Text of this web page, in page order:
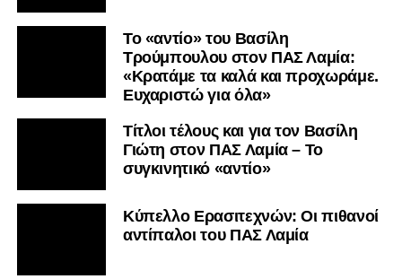
Το «αντίο» του Βασίλη
Τρούμπουλου στον ΠΑΣ Λαμία:
«Κρατάμε τα καλά και προχωράμε.
Ευχαριστώ για όλα»
Τίτλοι τέλους και για τον Βασίλη
Γιώτη στον ΠΑΣ Λαμία – Το
συγκινητικό «αντίο»
Κύπελλο Ερασιτεχνών: Οι πιθανοί
αντίπαλοι του ΠΑΣ Λαμία